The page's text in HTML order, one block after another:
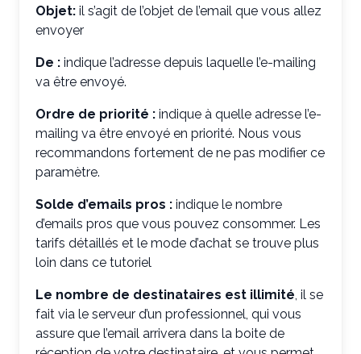
Objet: il s’agit de l’objet de l’email que vous allez
envoyer
De : indique l’adresse depuis laquelle l’e-mailing
va être envoyé.
Ordre de priorité : indique à quelle adresse l’e-
mailing va être envoyé en priorité. Nous vous
recommandons fortement de ne pas modifier ce
paramètre.
Solde d’emails pros : indique le nombre
d’emails pros que vous pouvez consommer. Les
tarifs détaillés et le mode d’achat se trouve plus
loin dans ce tutoriel
Le nombre de destinataires est illimité , il se
fait via le serveur d’un professionnel, qui vous
assure que l’email arrivera dans la boite de